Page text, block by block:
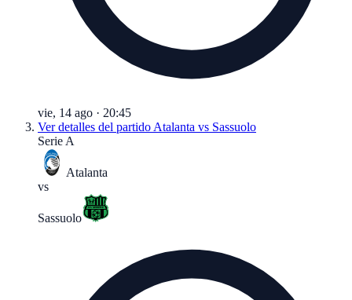
vie, 14 ago · 20:45
Ver detalles del partido Atalanta vs Sassuolo
Serie A
Atalanta
vs
Sassuolo